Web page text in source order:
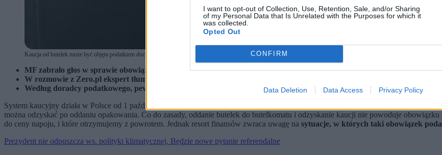
I want to opt-out of Collection, Use, Retention, Sale, and/or Sharing
of my Personal Data that Is Unrelated with the Purposes for which it
was collected.
Opted Out
CONFIRM
Data Deletion Data Access Privacy Policy
Kaucja od butelek może być objęta podatkiem dochodowym – przekazało MF (fot. Tytus Żmijewski / PAP)
MF zabrało głos w sprawie obowiązku podatkowego, który może powstać w związku z odzyskiwaniem kaucji. Resort
W rozmowie z Zero.pl ekspert tłumaczy, co może fiskus w tej kwestii. Czy faktycznie jest w stanie ocenić, kiedy
Według doradcy podatkowego, pewne okoliczności mogą otwierać drogę do naliczenia podatku. Jakie?
System kaucyjny działa w Polsce od 1 października 2025 r. Do napojów w butelkach plastikowych (o objętości do 3 l) i metalowych
można odzyskać po oddaniu opakowania. Co do zasady, oddanie butelek do butelkomatu i odzyskanie kaucji nie powoduje
do ceny napoju, i które otrzymujemy z powrotem. Jednak resort finansów zwraca uwagę na sytuacje, w których taki obowiązek
Prezydent nie odpuszcza ws. polityki klimatycznej. Będzie nowe pytanie referendalne